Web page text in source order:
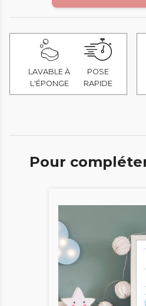
LAVABLE À
L'ÉPONGE
POSE
RAPIDE
Pour